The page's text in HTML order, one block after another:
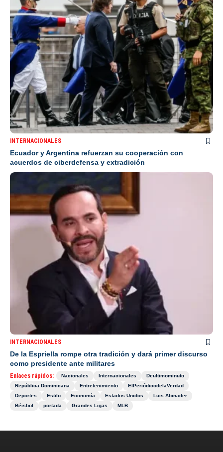
INTERNACIONALES
Ecuador y Argentina refuerzan su cooperación con
acuerdos de ciberdefensa y extradición
INTERNACIONALES
De la Espriella rompe otra tradición y dará primer discurso
como presidente ante militares
Enlaces rápidos: Nacionales Internacionales
Deultimominuto
República Dominicana
Entretenimiento
ElPeriódicodelaVerdad
Deportes
Estilo Economía Estados Unidos
Luis Abinader
Béisbol
portada Grandes Ligas MLB